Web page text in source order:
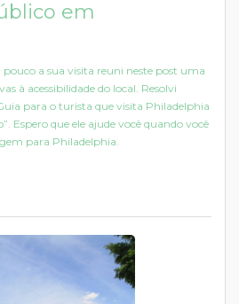
em
a sua visita reuni neste post uma
à acessibilidade do local. Resolvi
para o turista que visita Philadelphia
Espero que ele ajude você quando você
para Philadelphia.